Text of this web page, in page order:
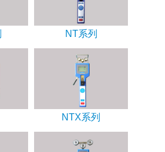
NT系列
NTX系列